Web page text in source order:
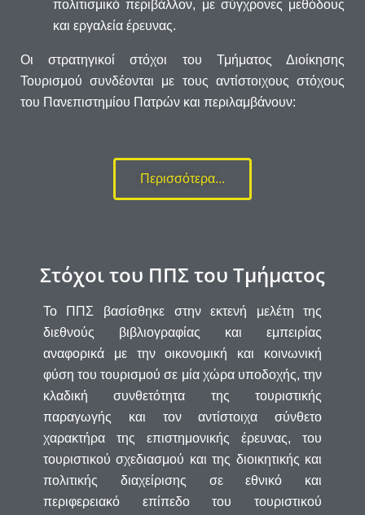
πολιτισμικό περιβάλλον, με σύγχρονες μεθόδους
και εργαλεία έρευνας.
Οι στρατηγικοί στόχοι του Τμήματος Διοίκησης
Τουρισμού συνδέονται με τους αντίστοιχους στόχους
του Πανεπιστημίου Πατρών και περιλαμβάνουν:
Περισσότερα...
Στόχοι του ΠΠΣ του Τμήματος
Το ΠΠΣ βασίσθηκε στην εκτενή μελέτη της
διεθνούς βιβλιογραφίας και εμπειρίας
αναφορικά με την οικονομική και κοινωνική
φύση του τουρισμού σε μία χώρα υποδοχής, την
κλαδική συνθετότητα της τουριστικής
παραγωγής και τον αντίστοιχα σύνθετο
χαρακτήρα της επιστημονικής έρευνας, του
τουριστικού σχεδιασμού και της διοικητικής και
πολιτικής διαχείρισης σε εθνικό και
περιφερειακό επίπεδο του τουριστικού